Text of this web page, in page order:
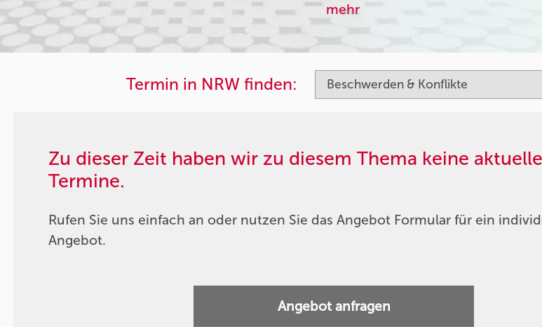
mehr
Termin in NRW finden:
Zu dieser Zeit haben wir zu diesem Thema keine
Termine.
Rufen Sie uns einfach an oder nutzen Sie das Angebot Formular für ein
Angebot.
Angebot anfragen